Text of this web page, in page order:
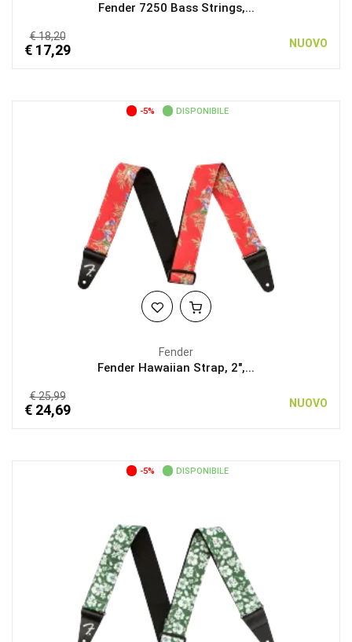
Fender 7250 Bass Strings,...
€ 18,20
€ 17,29 NUOVO
-5% DISPONIBILE
Fender
Fender Hawaiian Strap, 2",...
€ 25,99
€ 24,69 NUOVO
-5% DISPONIBILE